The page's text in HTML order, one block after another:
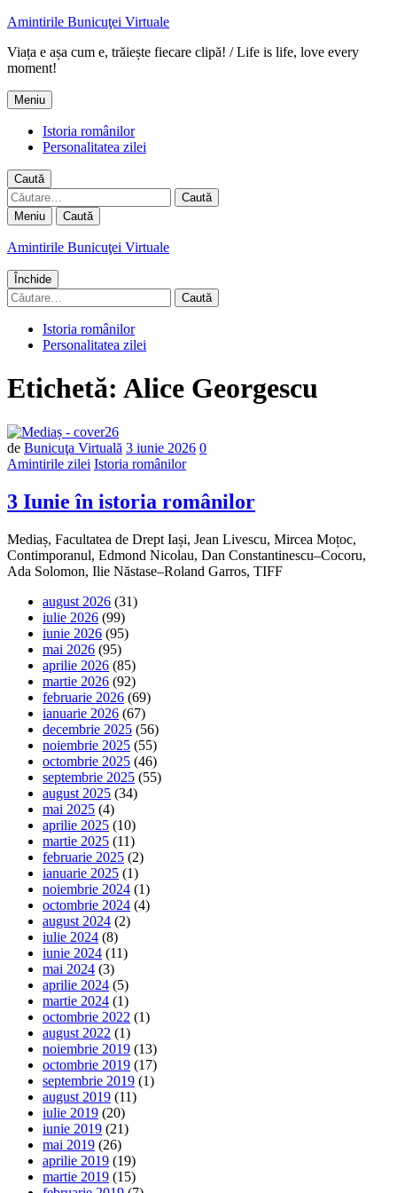
Amintirile Bunicuţei Virtuale
Viața e așa cum e, trăiește fiecare clipă! / Life is life, love every
moment!
Meniu
Istoria românilor
Personalitatea zilei
Caută
Caută
după:
Meniu Caută
Amintirile Bunicuţei Virtuale
Închide
Caută
după:
Istoria românilor
Personalitatea zilei
Etichetă: Alice Georgescu
de Bunicuţa Virtuală 3 iunie 2026 Număr
0
Amintirile zilei Istoria românilor
3 Iunie în istoria românilor
Mediaș, Facultatea de Drept Iași, Jean Livescu, Mircea Moțoc,
Contimporanul, Edmond Nicolau, Dan Constantinescu–Cocoru,
Ada Solomon, Ilie Năstase–Roland Garros, TIFF
august 2026 (31)
iulie 2026 (99)
iunie 2026 (95)
mai 2026 (95)
aprilie 2026 (85)
martie 2026 (92)
februarie 2026 (69)
ianuarie 2026 (67)
decembrie 2025 (56)
noiembrie 2025 (55)
octombrie 2025 (46)
septembrie 2025 (55)
august 2025 (34)
mai 2025 (4)
aprilie 2025 (10)
martie 2025 (11)
februarie 2025 (2)
ianuarie 2025 (1)
noiembrie 2024 (1)
octombrie 2024 (4)
august 2024 (2)
iulie 2024 (8)
iunie 2024 (11)
mai 2024 (3)
aprilie 2024 (5)
martie 2024 (1)
octombrie 2022 (1)
august 2022 (1)
noiembrie 2019 (13)
octombrie 2019 (17)
septembrie 2019 (1)
august 2019 (11)
iulie 2019 (20)
iunie 2019 (21)
mai 2019 (26)
aprilie 2019 (19)
martie 2019 (15)